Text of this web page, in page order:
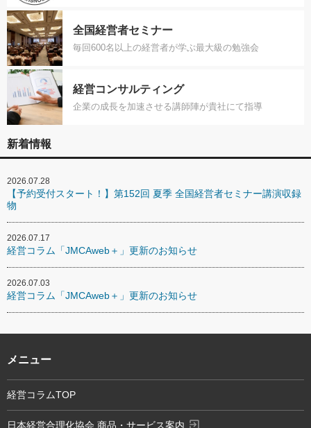
全国経営者セミナー
毎回600名以上の経営者が学ぶ最大級の勉強会
経営コンサルティング
企業の成長を加速させる講師陣が貴社にて指導
新着情報
2026.07.28
【予約受付スタート！】第152回 夏季 全国経営者セミナー講演収録
物
2026.07.17
経営コラム「JMCAweb＋」更新のお知らせ
2026.07.03
経営コラム「JMCAweb＋」更新のお知らせ
メニュー
経営コラムTOP
日本経営合理化協会 商品・サービス案内 exit_to_app